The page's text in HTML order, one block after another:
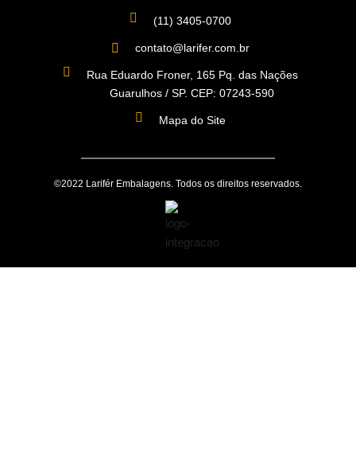
(11) 3405-0700
contato@larifer.com.br
Rua Eduardo Froner, 165 Pq. das Nações
Guarulhos / SP. CEP: 07243-590
Mapa do Site
©2022 Larifér Embalagens. Todos os direitos reservados.